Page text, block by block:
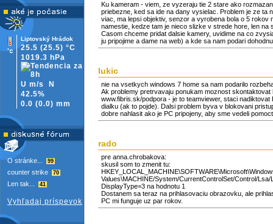
Liptovský Hrádok
25.5 (25.5) °C
1019.3 hPa
U m/s
N
42.5%
0.0 (0.0) mm
O stránke... 99
counter strike 70
Len tak... 41
Vyhľadaj príspevok
Ku kameram - viem, ze vyzeraju tie 2 stare ako
priebezne, ked sa ide na dany vysielac. Problem je ze ta
viac, ma lepsi objektiv, senzor a vyrobena bola o 5
namestie, kedze tam je nieco slizke v strede hore, len
Casom chceme pridat dalsie kamery, uvidime na co
ju pripojime a dame na web) a kde sa nam podari
lukic
nie na vsetkych windows 7 home sa nam podarilo
Ak problemy pretrvavaju ponukam moznost
www.fibris.sk/podpora - je to teamviewer, staci
dialku (ak to pojde). Dalsi problem byva v blokovani
dobre nahlasit ako je PC pripojeny, aby sme vedeli
rado
pre anna.chrobakova:
skusil som to zmenit tu:
Values\MACHINE/System/CurrentControlSet/Control/Lsa/
DisplayType=3 na hodnotu 1
Dostanem sa teraz na prihlasovaciu obrazovku, ale
PC mi funguje uz par rokov.